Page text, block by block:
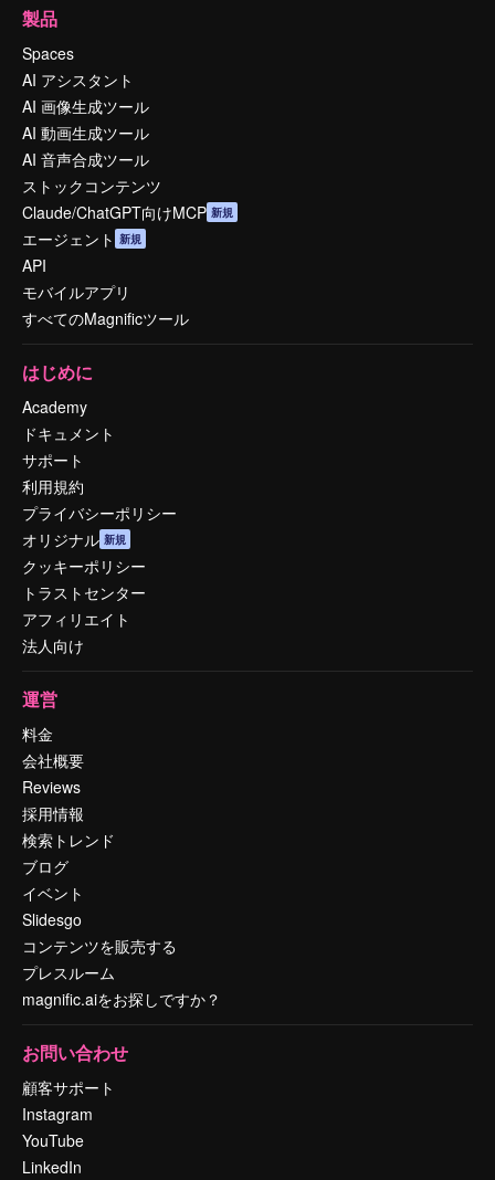
製品
Spaces
AI アシスタント
AI 画像生成ツール
AI 動画生成ツール
AI 音声合成ツール
ストックコンテンツ
Claude/ChatGPT向けMCP 新規
エージェント 新規
API
モバイルアプリ
すべてのMagnificツール
はじめに
Academy
ドキュメント
サポート
利用規約
プライバシーポリシー
オリジナル 新規
クッキーポリシー
トラストセンター
アフィリエイト
法人向け
運営
料金
会社概要
Reviews
採用情報
検索トレンド
ブログ
イベント
Slidesgo
コンテンツを販売する
プレスルーム
magnific.aiをお探しですか？
お問い合わせ
顧客サポート
Instagram
YouTube
LinkedIn